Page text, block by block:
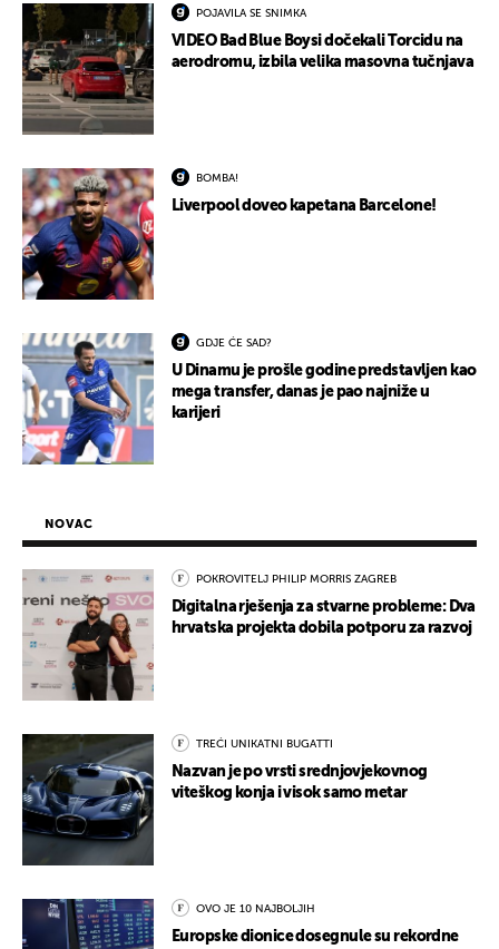
POJAVILA SE SNIMKA
VIDEO Bad Blue Boysi dočekali Torcidu na
aerodromu, izbila velika masovna tučnjava
BOMBA!
Liverpool doveo kapetana Barcelone!
GDJE ĆE SAD?
U Dinamu je prošle godine predstavljen kao
mega transfer, danas je pao najniže u
karijeri
NOVAC
POKROVITELJ PHILIP MORRIS ZAGREB
Digitalna rješenja za stvarne probleme: Dva
hrvatska projekta dobila potporu za razvoj
TREĆI UNIKATNI BUGATTI
Nazvan je po vrsti srednjovjekovnog
viteškog konja i visok samo metar
OVO JE 10 NAJBOLJIH
Europske dionice dosegnule su rekordne